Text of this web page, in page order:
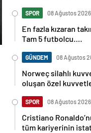
SPOR 08 Ağustos 2026
En fazla kızaran
Tam 5 futbolcu….
GÜNDEM 08 Ağustos
Norweç silahlı
oluşan özel
SPOR 08 Ağustos 2026
Cristiano
tüm kariyerinin